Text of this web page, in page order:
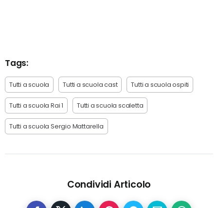
Tags:
Tutti a scuola Tutti a scuola cast Tutti a scuola ospiti
Tutti a scuola Rai 1 Tutti a scuola scaletta
Tutti a scuola Sergio Mattarella
Condividi Articolo